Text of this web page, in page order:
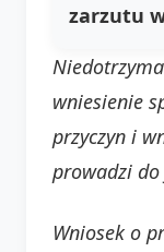
zarzutu
wniesienie
przyczyn i
prowadzi
Wniosek o